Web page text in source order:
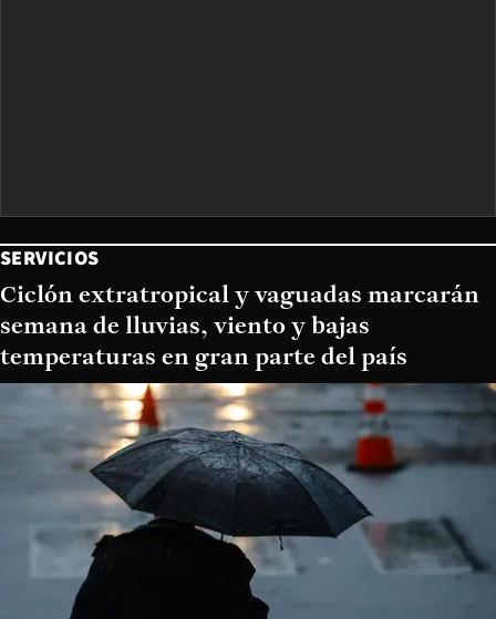
SERVICIOS
Ciclón extratropical y vaguadas marcarán
semana de lluvias, viento y bajas
temperaturas en gran parte del país